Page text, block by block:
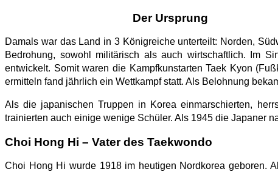
Der Ursprung
Damals war das Land in 3 Königreiche unterteilt: Norden,
Bedrohung, sowohl militärisch als auch wirtschaftlich. Im
entwickelt. Somit waren die Kampfkunstarten Taek Kyon
ermitteln fand jährlich ein Wettkampf statt. Als Belohnung
Als die japanischen Truppen in Korea einmarschierten,
trainierten auch einige wenige Schüler. Als 1945 die Japaner
Choi Hong Hi – Vater des Taekwondo
Choi Hong Hi wurde 1918 im heutigen Nordkorea geboren.